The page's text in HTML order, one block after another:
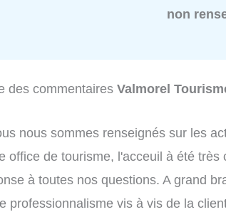
non
des commentaires Valmorel
nous sommes renseignés sur les
office de tourisme, l'acceuil à été très
à toutes nos questions. A grand
professionnalisme vis à vis de la